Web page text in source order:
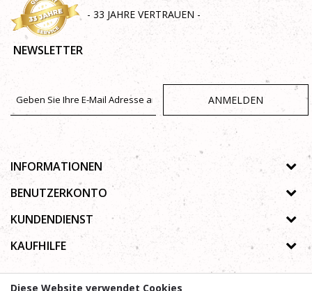
- 33 JAHRE VERTRAUEN -
NEWSLETTER
ANMELDEN
INFORMATIONEN
Über uns
Geschäfte
Galerie
Zusammenarbeit
BENUTZERKONTO
Registrierungsanweisungen
Passwort vergessen
Wunschzettel
KUNDENDIENST
Datenschutz-Bestimmungen
KAUFHILFE
Häufig gestellte Fragen
Diese Website verwendet Cookies